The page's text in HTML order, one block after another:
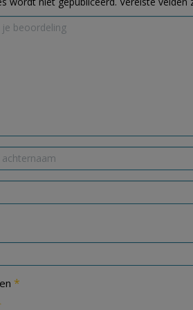
*